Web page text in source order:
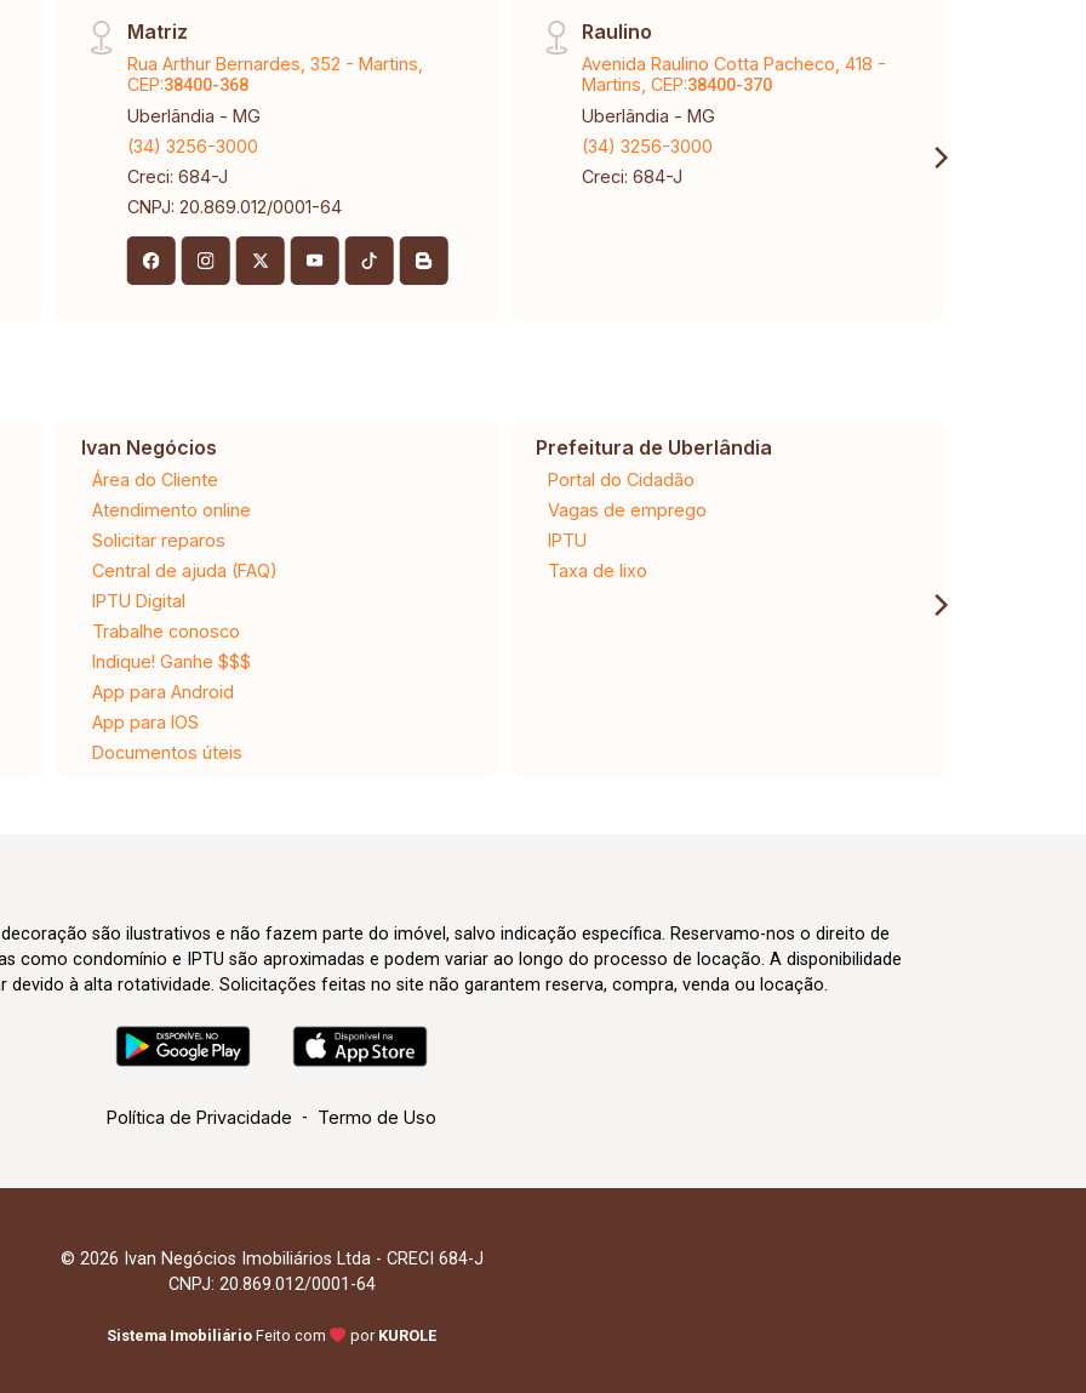
Matriz
Rua Arthur Bernardes, 352 - Martins,
CEP:38400-368
Uberlândia - MG
(34) 3256-3000
Creci: 684-J
CNPJ: 20.869.012/0001-64
Raulino
Avenida Raulino Cotta Pacheco, 418 -
Martins, CEP:38400-370
Uberlândia - MG
(34) 3256-3000
Creci: 684-J
Ivan Negócios
Área do Cliente
Atendimento online
Solicitar reparos
Central de ajuda (FAQ)
IPTU Digital
Trabalhe conosco
Indique! Ganhe $$$
App para Android
App para IOS
Documentos úteis
Prefeitura de Uberlândia
Portal do Cidadão
Vagas de emprego
IPTU
Taxa de lixo
são ilustrativos e não fazem parte do imóvel, salvo indicação específica. Reservamo-nos o direito de
como condomínio e IPTU são aproximadas e podem variar ao longo do processo de locação. A disponibilidade
devido à alta rotatividade. Solicitações feitas no site não garantem reserva, compra, venda ou locação.
Política de Privacidade - Termo de Uso
© 2026 Ivan Negócios Imobiliários Ltda - CRECI 684-J
CNPJ: 20.869.012/0001-64
Sistema Imobiliário Feito com por KUROLE